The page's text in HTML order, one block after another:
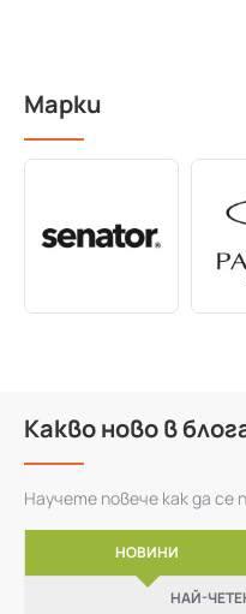
Марки
Какво ново в блога
НОВИНИ